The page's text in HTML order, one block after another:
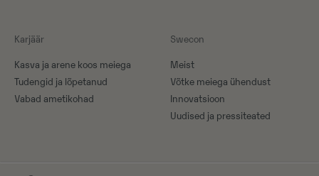
Karjäär
Kasva ja arene koos meiega
Tudengid ja lõpetanud
Vabad ametikohad
Swecon
Meist
Võtke meiega ühendust
Innovatsioon
Uudised ja pressiteated